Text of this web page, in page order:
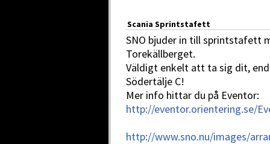
Scania Sprintstafett
SNO bjuder in till sprintstafett
Torekällberget.
Väldigt enkelt att ta sig dit,
Södertälje C!
Mer info hittar du på Eventor:
http://eventor.orientering.se/
http://www.sno.nu/images/